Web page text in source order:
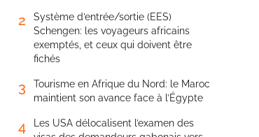
2
Système d’entrée/sortie (EES)
Schengen: les voyageurs africains
exemptés, et ceux qui doivent être
fichés
3
Tourisme en Afrique du Nord: le Maroc
maintient son avance face à l’Égypte
4
Les USA délocalisent l’examen des